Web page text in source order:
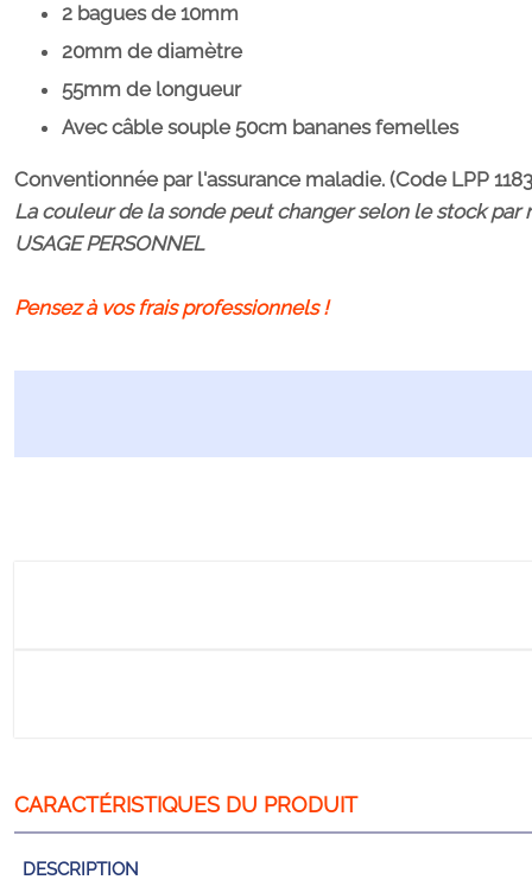
2 bagues de 10mm
20mm de diamètre
55mm de longueur
Avec câble souple 50cm bananes femelles
Conventionnée par l'assurance maladie. (Code LPP
La couleur de la sonde peut changer selon le stock
USAGE PERSONNEL
Pensez à vos frais professionnels !
DESCRIPTION